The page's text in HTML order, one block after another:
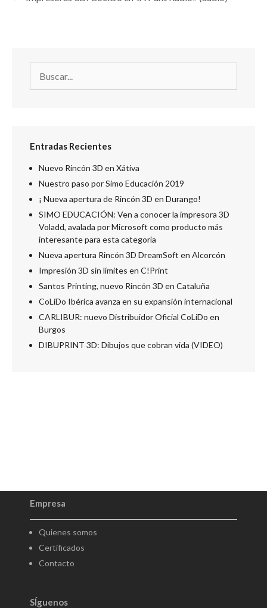
Entradas Recientes
Nuevo Rincón 3D en Xátiva
Nuestro paso por Simo Educación 2019
¡ Nueva apertura de Rincón 3D en Durango!
SIMO EDUCACIÓN: Ven a conocer la impresora 3D
Voladd, avalada por Microsoft como producto más
interesante para esta categoría
Nueva apertura Rincón 3D DreamSoft en Alcorcón
Impresión 3D sin límites en C!Print
Santos Printing, nuevo Rincón 3D en Cataluña
CoLiDo Ibérica avanza en su expansión internacional
CARLIBUR: nuevo Distribuidor Oficial CoLiDo en
Burgos
DIBUPRINT 3D: Dibujos que cobran vida (VIDEO)
Empresa
Quienes somos
Certificados
Contacto
SÍguenos